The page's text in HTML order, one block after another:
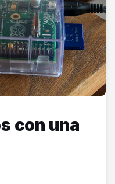
con una